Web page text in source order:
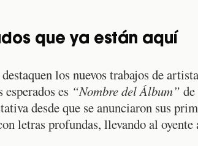
que ya están aquí
los nuevos trabajos de
es “Nombre del Álbum” de
desde que se anunciaron sus
letras profundas, llevando al oyente